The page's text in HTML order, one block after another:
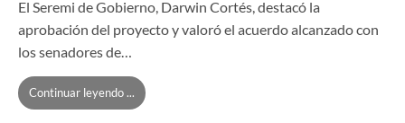
El Seremi de Gobierno, Darwin Cortés, destacó la
aprobación del proyecto y valoró el acuerdo alcanzado con
los senadores de…
Continuar leyendo ...